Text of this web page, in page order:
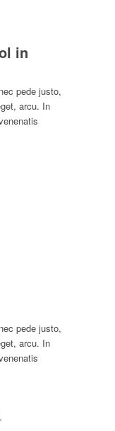
in
pede justo,
arcu. In
pede justo,
arcu. In